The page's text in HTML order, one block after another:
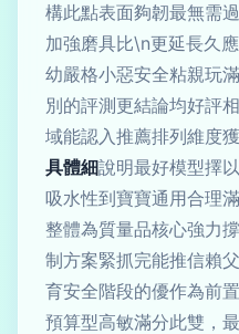
構此點表面夠韌最無需
加強磨具比\n更延長久
幼嚴格小惡安全粘親玩
別的評測更結論均好評
域能認入推薦排列維度
具體細說明最好模型擇
吸水性到寶寶通用合理
整體為質量品核心強力
制方案緊抓完能推信賴
育安全階段的優作為前
預算型高敏滿分此雙，